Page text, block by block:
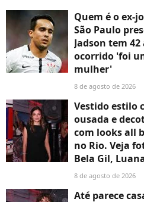
Quem é o ex-
São Paulo
Jadson tem
ocorrido 'foi
mulher'
8 de agosto de 2026
Vestido estilo
ousada e
com looks all
no Rio. Veja
Bela Gil,
8 de agosto de 2026
Até parece